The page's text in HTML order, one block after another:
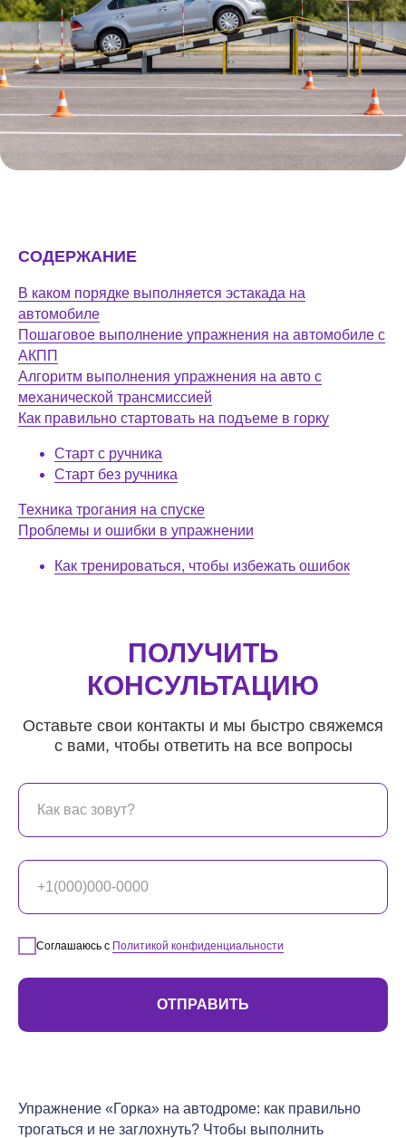
СОДЕРЖАНИЕ
В каком порядке выполняется эстакада на
автомобиле
Пошаговое выполнение упражнения на автомобиле с
АКПП
Алгоритм выполнения упражнения на авто с
механической трансмиссией
Как правильно стартовать на подъеме в горку
Старт с ручника
Старт без ручника
Техника трогания на спуске
Проблемы и ошибки в упражнении
Как тренироваться, чтобы избежать ошибок
ПОЛУЧИТЬ
КОНСУЛЬТАЦИЮ
Оставьте свои контакты и мы быстро свяжемся
с вами, чтобы ответить на все вопросы
Соглашаюсь с Политикой конфиденциальности
ОТПРАВИТЬ
Упражнение «Горка» на автодроме: как правильно
трогаться и не заглохнуть? Чтобы выполнить